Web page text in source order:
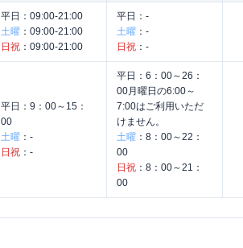
平日： 09:00-21:00
土曜 ： 09:00-21:00
日祝 ： 09:00-21:00
平日： -
土曜 ： -
日祝 ： -
平日： 9：00～15：
00
土曜 ： -
日祝 ： -
平日： 6：00～26：
00月曜日の6:00～
7:00はご利用いただ
けません。
土曜 ： 8：00～22：
00
日祝 ： 8：00～21：
00